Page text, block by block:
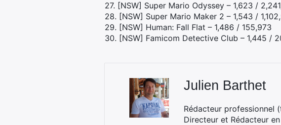
27. [NSW] Super Mario Odyssey – 1,623 /
28. [NSW] Super Mario Maker 2 – 1,543 /
29. [NSW] Human: Fall Flat – 1,486 / 155,973
30. [NSW] Famicom Detective Club – 1,445 /
Julien Barthet
Rédacteur professionnel
Directeur et Rédacteur